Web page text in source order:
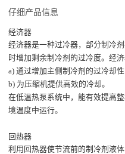
仔细产品信息
经济器
经济器是一种过冷器，部分制冷
时增加剩余制冷剂的过冷度。经
a) 通过增加主侧制冷剂的过冷却
b) 为压缩机提供高效的冷却。
在低温热泵系统中，能有效提高
境温度中运行。
回热器
利用回热器使节流前的制冷剂液